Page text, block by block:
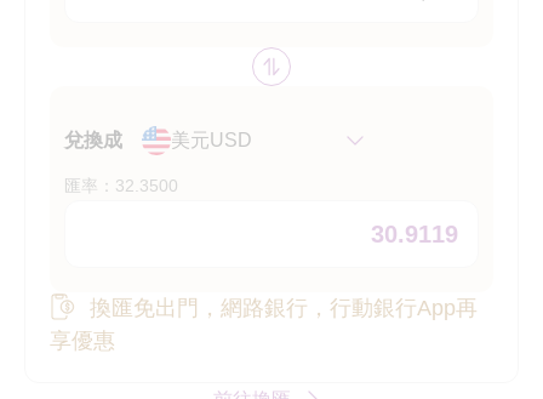
幣別互換
兌換成 美元USD
匯率：32.3500
換匯免出門，網路銀行，行動銀行App再
享優惠